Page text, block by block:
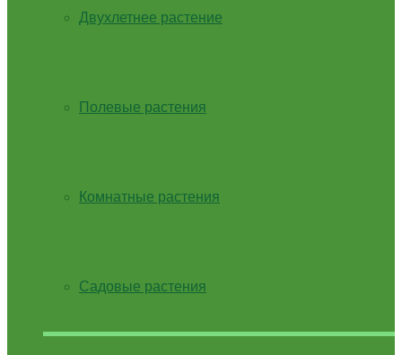
Двухлетнее растение
Полевые растения
Комнатные растения
Садовые растения